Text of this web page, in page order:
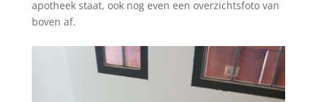
apotheek staat, ook nog even een overzichtsfoto van
boven af.